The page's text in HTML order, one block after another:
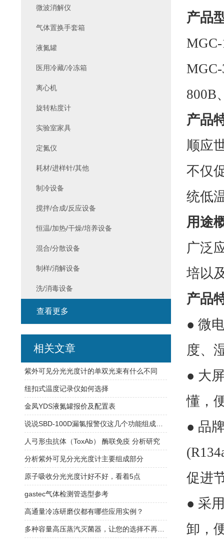
产品
800B
产品
顺应
不仅
统低
用途
广泛
培以
产品
● 微
度、
● 大
懂，
● 品
促进
● 采
卸，
微波消解仪
气体置换手套箱
液氮罐
医用冷藏/冷冻箱
离心机
旋转粘度计
实验室家具
定氮仪
耗材/进样针/其他
制冷设备
搅拌/合成/反应设备
恒温/加热/干燥/培养设备
混合/分散设备
制样/消解设备
洗/消毒设备
查看更多
相关文章
紫外可见分光光度计的单双光束有什么不同
纽扣式温度记录仪如何选择
金凤YDS液氮罐报价及配置表
人弓形虫抗体（ToxAb） 酶联免疫 分析研究
分析紫外可见分光光度计主要组成部分
原子吸收分光光度计好不好，看着5点
gastec气体检测管选型参考
高通量冷冻研磨仪都有哪些应用实例？